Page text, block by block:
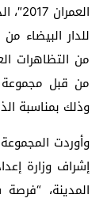
من التظاهرات
من قبل مجموعة
وذلك بمناسبة
وأوردت
إشراف وزارة
المدينة،